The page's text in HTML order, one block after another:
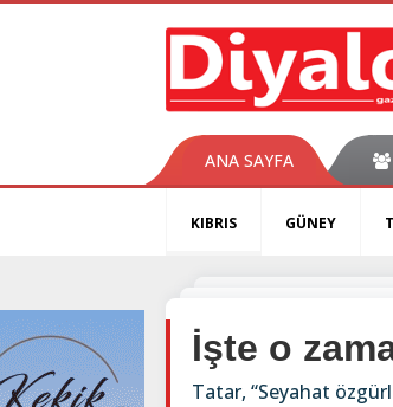
ANA SAYFA
KIBRIS GÜNEY
İşte o
Tatar, “Seyahat